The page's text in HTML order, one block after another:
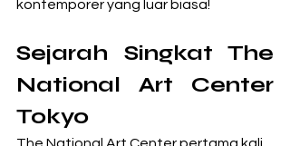
kontemporer yang luar biasa!
Sejarah Singkat The
National Art Center
Tokyo
The National Art Center pertama kali